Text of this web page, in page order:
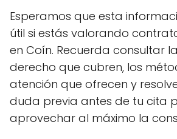
Esperamos que esta
útil si estás valorando
en Coín. Recuerda consultar
derecho que cubren, los
atención que ofrecen y
duda previa antes de tu cita
aprovechar al máximo la